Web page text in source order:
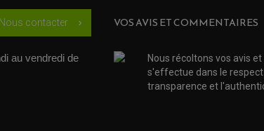
Nous contacter chevron_right
au vendredi de
VOS AVIS ET COMMENTAIRES
Nous récoltons vos avis
s'effectue dans le
transparence et